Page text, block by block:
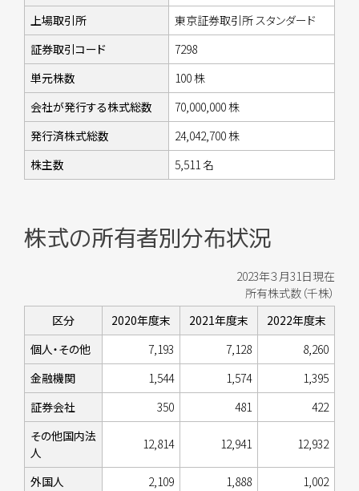
上場取引所
東京証券取引所 スタンダード
証券取引コード
7298
単元株数
100 株
会社が発行する株式総数
70,000,000 株
発行済株式総数
24,042,700 株
株主数
5,511 名
株式の所有者別分布状況
2023年３月31日現在
所有株式数（千株）
区分
2020年度末 2021年度末
2022年度末
個人・その他
7,193 7,128
8,260
金融機関
1,544 1,574
1,395
証券会社
350 481
422
その他国内法
人
12,814 12,941 12,932
外国人 2,109 1,888 1,002